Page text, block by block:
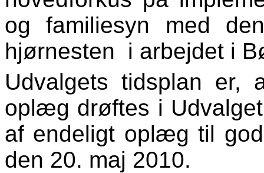
og familiesyn med
hjørnesten i arbejdet i
Udvalgets tidsplan er,
oplæg drøftes i
af endeligt oplæg til
den 20. maj 2010.